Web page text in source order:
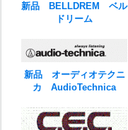
新品 BELLDREM ベル
ドリーム
新品 オーディオテクニ
カ AudioTechnica